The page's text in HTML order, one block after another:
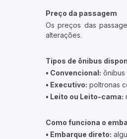
Preço da passagem
Os preços das
alterações.
Tipos de ônibus
• Convencional: ônibus
• Executivo: poltronas
• Leito ou Leito-cama:
Como funciona o
• Embarque direto: